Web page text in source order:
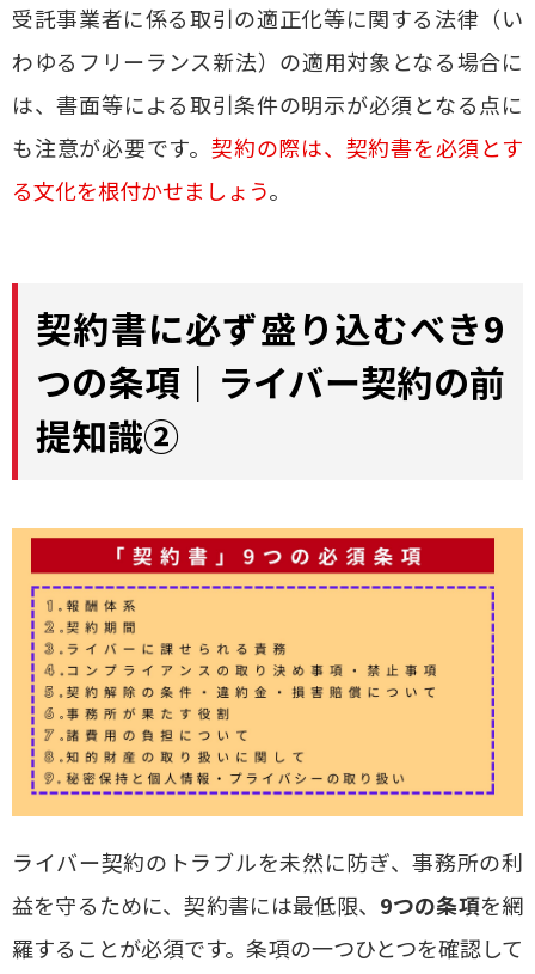
受託事業者に係る取引の適正化等に関する法律（い
わゆるフリーランス新法）の適用対象となる場合に
は、書面等による取引条件の明示が必須となる点に
も注意が必要です。 契約の際は、契約書を必須とす
る文化を根付かせましょう。
契約書に必ず盛り込むべき9
つの条項｜ライバー契約の前
提知識②
ライバー契約のトラブルを未然に防ぎ、事務所の利
益を守るために、契約書には最低限、 9つの条項を網
羅することが必須です。条項の一つひとつを確認して